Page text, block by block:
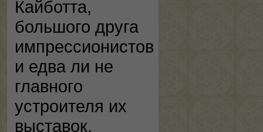
Кайботта,
большого друга
импрессионистов
и едва ли не
главного
устроителя их
выставок,